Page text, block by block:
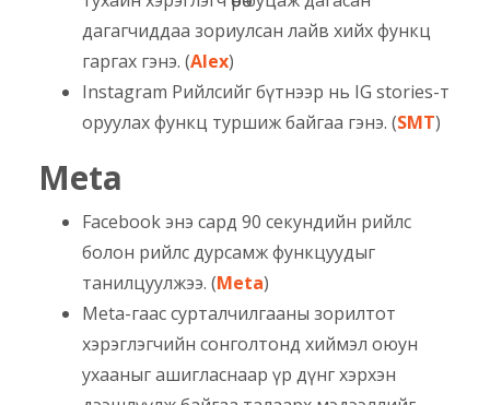
дагагчиддаа зориулсан лайв хийх функц
гаргах гэнэ. (Alex)
Instagram Рийлсийг бүтнээр нь IG stories-т
оруулах функц туршиж байгаа гэнэ. (SMT)
Meta
Facebook энэ сард 90 секундийн рийлс
болон рийлс дурсамж функцуудыг
танилцуулжээ. (Meta)
Meta-гаас сурталчилгааны зорилтот
хэрэглэгчийн сонголтонд хиймэл оюун
ухааныг ашигласнаар үр дүнг хэрхэн